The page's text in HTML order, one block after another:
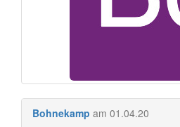
Bohnekamp am 01.04.20